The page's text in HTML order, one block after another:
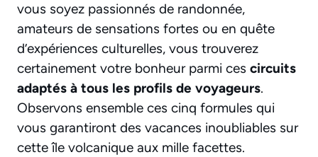
vous soyez passionnés de randonnée,
amateurs de sensations fortes ou en quête
d’expériences culturelles, vous trouverez
certainement votre bonheur parmi ces circuits
adaptés à tous les profils de voyageurs.
Observons ensemble ces cinq formules qui
vous garantiront des vacances inoubliables sur
cette île volcanique aux mille facettes.